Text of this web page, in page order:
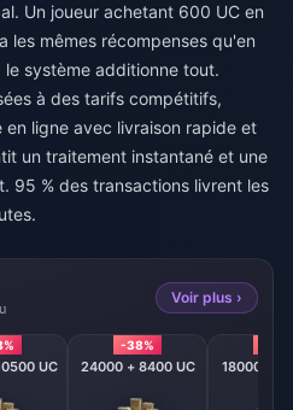
Un joueur achetant 600 UC en
les mêmes récompenses qu'en
système additionne tout.
à des tarifs compétitifs,
en ligne avec livraison rapide et
un traitement instantané et une
95 % des transactions livrent les
Voir plus ›
UC
-38%
24000 + 8400 UC 18000 +